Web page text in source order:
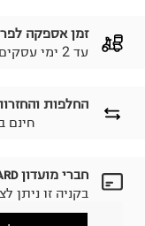
זמן אספקה
עד 2 ימי עסקים
החלפות
₪ חינם
לבחירת בשיטת
הזמנתם
חברי מועדון
בקניה זו ניתן לצבור כ